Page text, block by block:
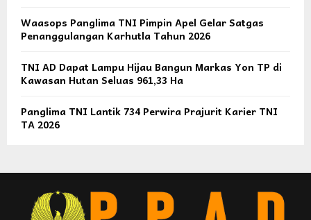
Waasops Panglima TNI Pimpin Apel Gelar Satgas
Penanggulangan Karhutla Tahun 2026
TNI AD Dapat Lampu Hijau Bangun Markas Yon TP di
Kawasan Hutan Seluas 961,33 Ha
Panglima TNI Lantik 734 Perwira Prajurit Karier TNI
TA 2026